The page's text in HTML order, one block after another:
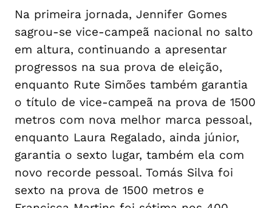
Na primeira jornada, Jennifer Gomes
sagrou-se vice-campeã nacional no salto
em altura, continuando a apresentar
progressos na sua prova de eleição,
enquanto Rute Simões também garantia
o título de vice-campeã na prova de 1500
metros com nova melhor marca pessoal,
enquanto Laura Regalado, ainda júnior,
garantia o sexto lugar, também ela com
novo recorde pessoal. Tomás Silva foi
sexto na prova de 1500 metros e